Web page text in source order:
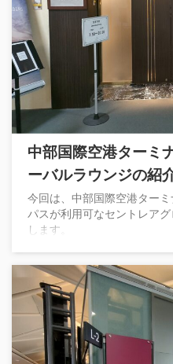
中部国際空港ターミ
ーバルラウンジの紹
利用可能
今回は、中部国際空港ター
パスが利用可なセントレア
します。